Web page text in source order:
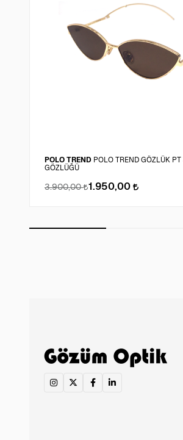
POLO TREND POLO TREND GÖZLÜK
GÖZLÜĞÜ
3.900,00 1.950,00